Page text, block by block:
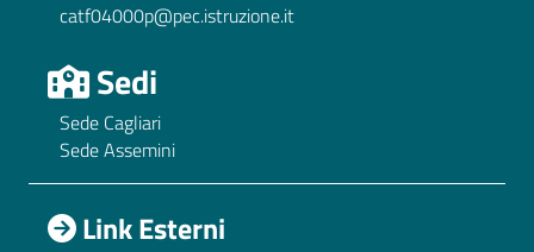
catf04000p@pec.istruzione.it
Sedi
Sede Cagliari
Sede Assemini
Link Esterni